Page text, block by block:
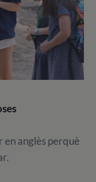
anglès perquè